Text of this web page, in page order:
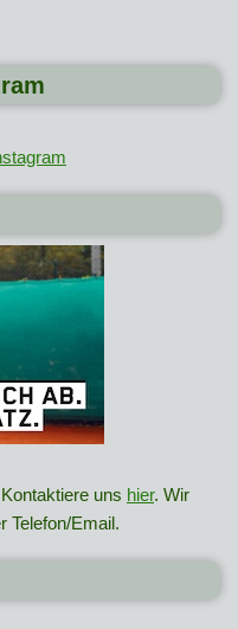
uns hier. Wir
Telefon/Email.